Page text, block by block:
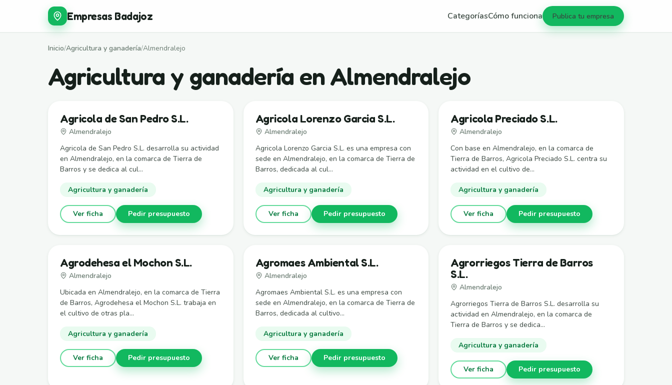
Empresas Badajoz CategoríasCómo funciona Publica tu empresa
Inicio/Agricultura y ganadería/Almendralejo
Agricultura y ganadería en Almendralejo
Agricola de San Pedro S.L.
Almendralejo
Agricola de San Pedro S.L. desarrolla su actividad
en Almendralejo, en la comarca de Tierra de
Barros y se dedica al cul...
Agricultura y ganadería
Ver ficha Pedir presupuesto
Agricola Lorenzo Garcia S.L.
Almendralejo
Agricola Lorenzo Garcia S.L. es una empresa con
sede en Almendralejo, en la comarca de Tierra de
Barros, dedicada al cul...
Agricultura y ganadería
Ver ficha Pedir presupuesto
Agricola Preciado S.L.
Almendralejo
Con base en Almendralejo, en la comarca de
Tierra de Barros, Agricola Preciado S.L. centra su
actividad en el cultivo de...
Agricultura y ganadería
Ver ficha Pedir presupuesto
Agrodehesa el Mochon S.L.
Almendralejo
Ubicada en Almendralejo, en la comarca de Tierra
de Barros, Agrodehesa el Mochon S.L. trabaja en
el cultivo de otras pla...
Agricultura y ganadería
Ver ficha Pedir presupuesto
Agromaes Ambiental S.L.
Almendralejo
Agromaes Ambiental S.L. es una empresa con
sede en Almendralejo, en la comarca de Tierra de
Barros, dedicada al cultivo...
Agricultura y ganadería
Ver ficha Pedir presupuesto
Agrorriegos Tierra de Barros
S.L.
Almendralejo
Agrorriegos Tierra de Barros S.L. desarrolla su
actividad en Almendralejo, en la comarca de
Tierra de Barros y se dedica...
Agricultura y ganadería
Ver ficha Pedir presupuesto